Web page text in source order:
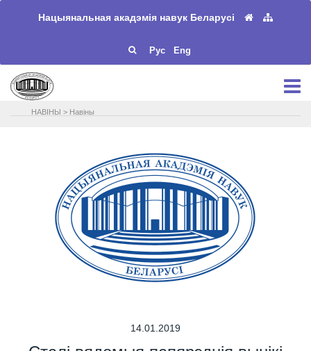
Нацыянальная акадэмія навук Беларусі
Рус Eng
НАВIНЫ > Навіны
14.01.2019